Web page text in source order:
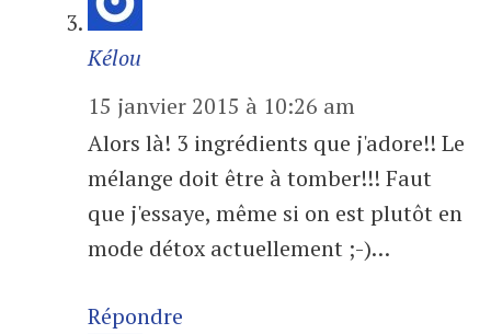
Kélou
15 janvier 2015 à 10:26 am
Alors là! 3 ingrédients que j'adore!! Le
mélange doit être à tomber!!! Faut
que j'essaye, même si on est plutôt en
mode détox actuellement ;-)…
Répondre